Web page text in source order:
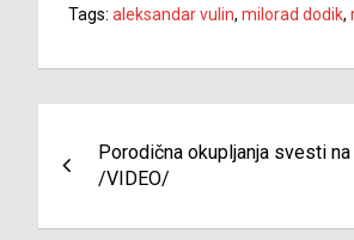
Tags: aleksandar vulin, milorad dodik,
članaka
Porodična okupljanja svesti
/VIDEO/